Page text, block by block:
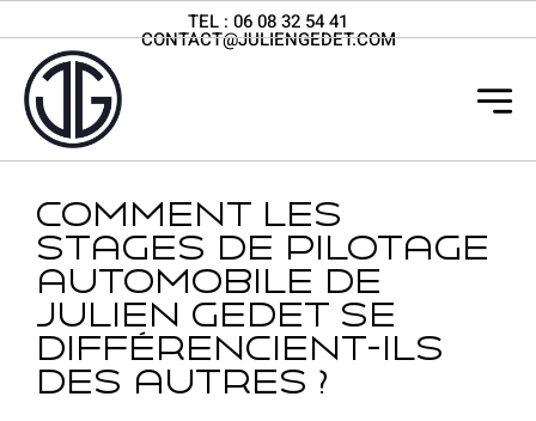
TEL : 06 08 32 54 41
CONTACT@JULIENGEDET.COM
Comment les
stages de pilotage
automobile de
Julien Gedet se
différencient-ils
des autres ?